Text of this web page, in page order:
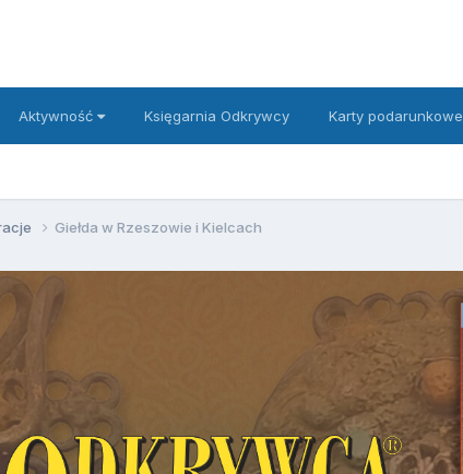
Aktywność Księgarnia Odkrywcy Karty podarunkowe
Giełda w Rzeszowie i Kielcach